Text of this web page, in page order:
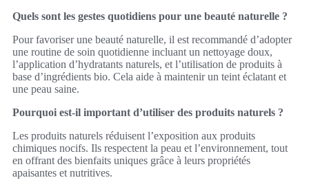
Quels sont les gestes quotidiens pour une beauté naturelle ?
Pour favoriser une beauté naturelle, il est recommandé d’adopter
une routine de soin quotidienne incluant un nettoyage doux,
l’application d’hydratants naturels, et l’utilisation de produits à
base d’ingrédients bio. Cela aide à maintenir un teint éclatant et
une peau saine.
Pourquoi est-il important d’utiliser des produits naturels ?
Les produits naturels réduisent l’exposition aux produits
chimiques nocifs. Ils respectent la peau et l’environnement, tout
en offrant des bienfaits uniques grâce à leurs propriétés
apaisantes et nutritives.